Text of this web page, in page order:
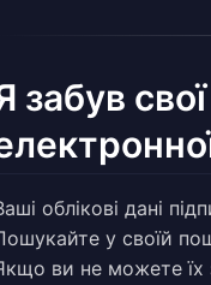
забув
облікові дані
у своїй
ви не можете їх